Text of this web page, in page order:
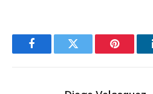
FacebookTwitter Pinterest